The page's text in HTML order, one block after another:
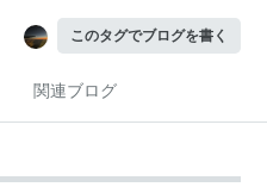
このタグでブログを書く
関連ブログ